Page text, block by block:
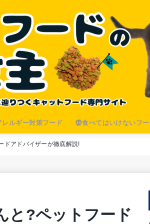
レルギー対策フード 食べてはいけないフー
ドアドバイザーが徹底解説!
と?ペットフード